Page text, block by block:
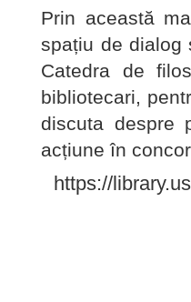
Prin această
spațiu de dialog
Catedra de
bibliotecari,
discuta despre
acțiune în
https://